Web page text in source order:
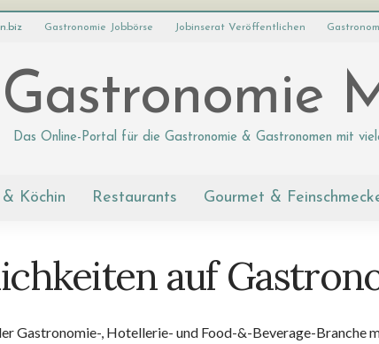
Gastronomie Jobbörse Jobinserat Veröffentlichen
Gastronomie
Das Online-Portal für die Gastronomie & Gastronomen mit
& Köchin Restaurants Gourmet &
auf
Gastronomie-, Hotellerie- und Food-&-Beverage-Branche